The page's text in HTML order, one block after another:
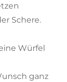
Schere.
Würfel
ganz